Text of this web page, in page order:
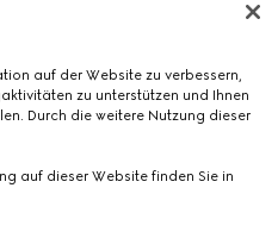
auf der Website zu verbessern,
zu unterstützen und Ihnen
Durch die weitere Nutzung dieser
auf dieser Website finden Sie in